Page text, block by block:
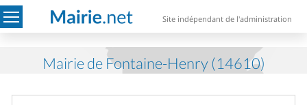
Site indépendant de l'administration
Mairie de Fontaine-Henry (14610)